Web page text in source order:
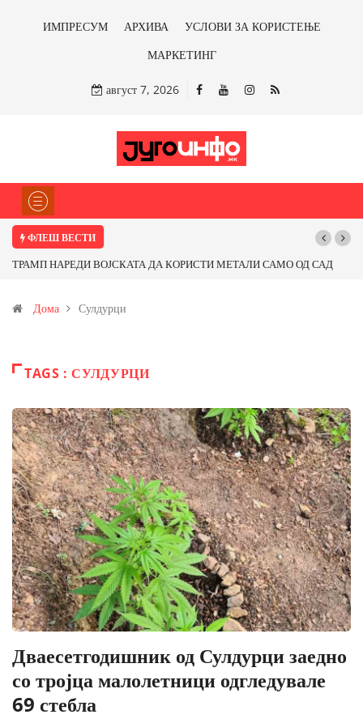
ИМПРЕСУМ АРХИВА
УСЛОВИ ЗА КОРИСТЕЊЕ
МАРКЕТИНГ
август 7, 2026
ФЛЕШ ВЕСТИ
ТРАМП НАРЕДИ ВОЈСКАТА ДА КОРИСТИ МЕТАЛИ САМО ОД САД
Иловица и со антимонот?
Дома Сулдурци
TAGS : СУЛДУРЦИ
Дваесетгодишник од Сулдурци заедно
со тројца малолетници одгледувале
69 стебла